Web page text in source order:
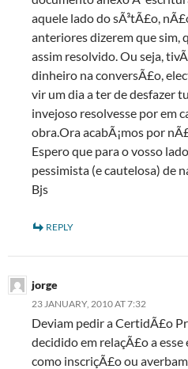
aquele lado do sÃ³tÃ£o,
anteriores dizerem que sim,
assim resolvido. Ou seja,
dinheiro na conversÃ£o,
vir um dia a ter de desfazer
invejoso resolvesse por em
obra.Ora acabÃ¡mos por
Espero que para o vosso
pessimista (e cautelosa) de
Bjs
REPLY
jorge
23 JANUARY, 2010 AT 7:32
Deviam pedir a CertidÃ£o
decidido em relaçÃ£o a esse
como inscriçÃ£o ou